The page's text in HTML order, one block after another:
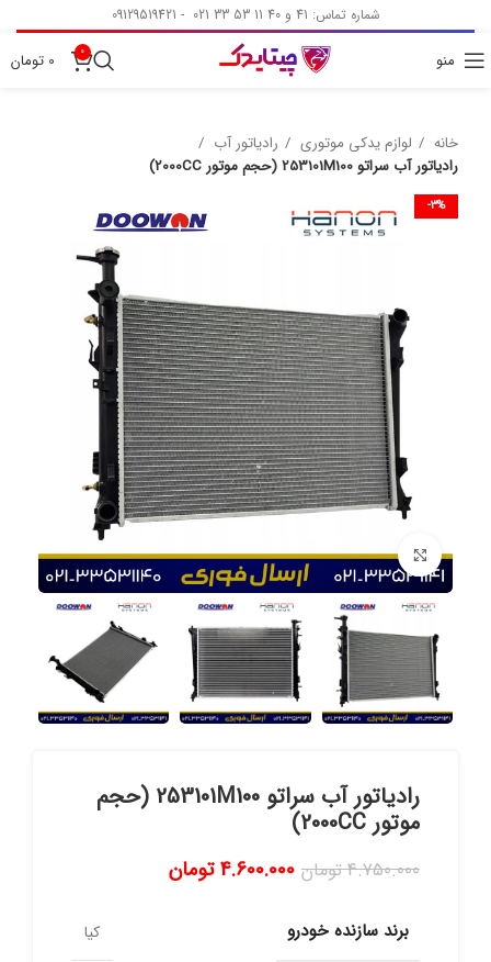
شماره تماس: 41 و 40 11 53 33 021 - 09129519421
منو 0
0 تومان
خانه لوازم یدکی موتوری
رادیاتور آب
رادیاتور آب سراتو 253101M100 (حجم موتور 2000CC)
-3%
برای بزرگنمایی کلیک کنید
رادیاتور آب سراتو 253101M100 (حجم
موتور 2000CC)
4.750.000تومان 4.600.000 تومان
برند سازنده خودرو کیا